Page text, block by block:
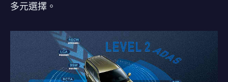
多元選擇。